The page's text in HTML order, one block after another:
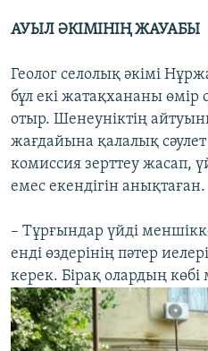
АУЫЛ ӘКІМІНІҢ ЖАУАБЫ
Геолог селолық әкімі
бұл екі жатақхананы
отыр. Шенеуніктің
жағдайына қалалық
комиссия зерттеу жасап,
емес екендігін анықтаған.
– Тұрғындар үйді
енді өздерінің пәтер
керек. Бірақ олардың көбі